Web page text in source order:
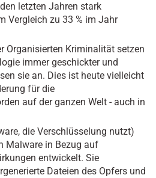
letzten Jahren stark
Vergleich zu 33 % im Jahr
Organisierten Kriminalität setzen
immer geschickter und
sie an. Dies ist heute vielleicht
für die
auf der ganzen Welt - auch in
die Verschlüsselung nutzt)
Malware in Bezug auf
entwickelt. Sie
Dateien des Opfers und